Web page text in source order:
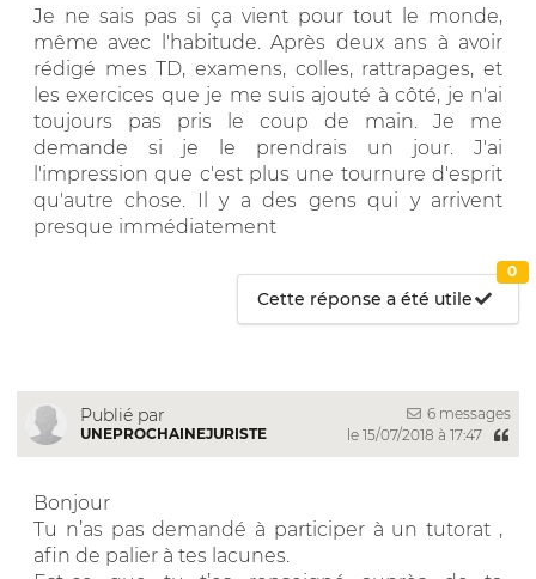
Je ne sais pas si ça vient pour tout le monde,
même avec l'habitude. Après deux ans à avoir
rédigé mes TD, examens, colles, rattrapages, et
les exercices que je me suis ajouté à côté, je n'ai
toujours pas pris le coup de main. Je me
demande si je le prendrais un jour. J'ai
l'impression que c'est plus une tournure d'esprit
qu'autre chose. Il y a des gens qui y arrivent
presque immédiatement
Cette réponse a été utile
0
Publié par
UNEPROCHAINEJURISTE
6 messages
le 15/07/2018 à 17:47
Bonjour
Tu n’as pas demandé à participer à un tutorat ,
afin de palier à tes lacunes.